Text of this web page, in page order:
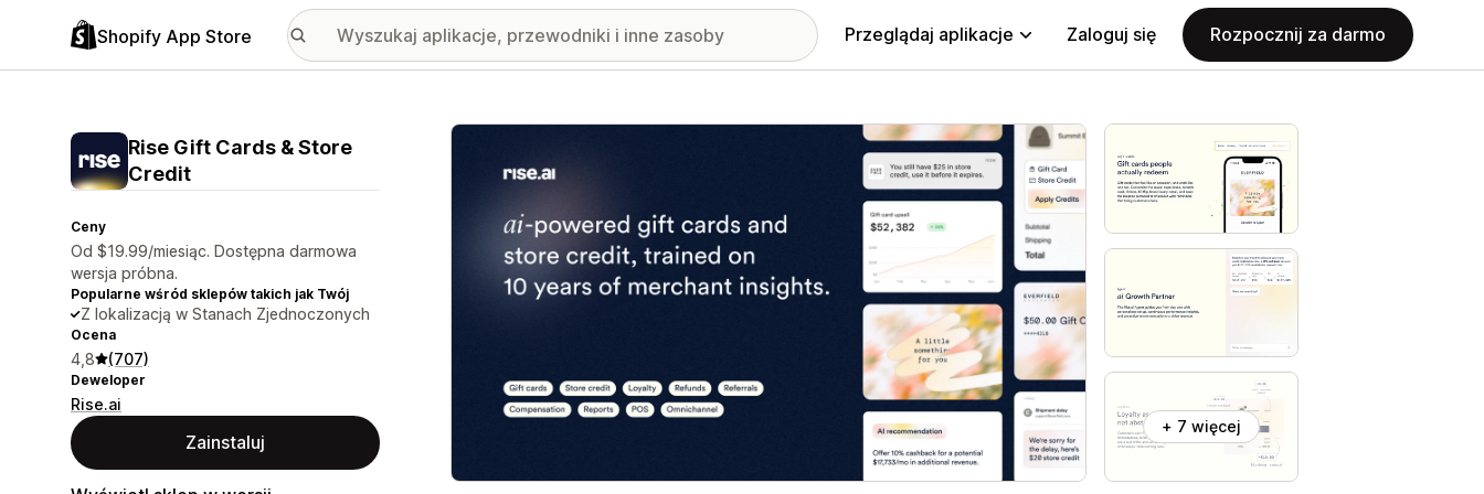
Shopify App Store Przeglądaj aplikacje Zaloguj się Rozpocznij za darmo
Rise Gift Cards & Store
Credit
Ceny
Od $19.99/miesiąc. Dostępna darmowa
wersja próbna.
Popularne wśród sklepów takich jak Twój
Z lokalizacją w Stanach Zjednoczonych
Ocena
4,8 (707)
Deweloper
Rise.ai
Zainstaluj
Wyróżnione obrazy w galerii
+ 7 więcej